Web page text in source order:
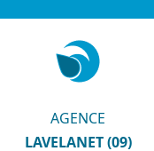
AGENCE
LAVELANET (09)